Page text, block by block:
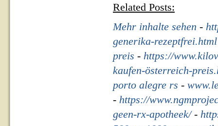
Related Posts:
Mehr inhalte sehen -
generika-rezeptfrei.html
preis - https://
kaufen-österreich-
porto alegre rs -
- https://
geen-rx-apotheek/-